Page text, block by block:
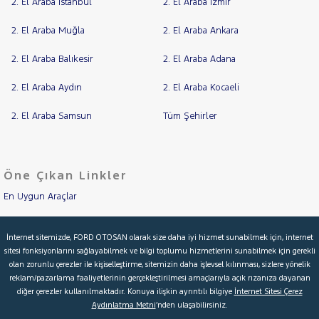
SKODA
SSANGYONG
TOYOTA
TRAKTÖR
VOLKSWAGEN
VOLVO
2. El Araba İstanbul 2. El Araba İzmir
2. El Araba Muğla 2. El Araba Ankara
2. El Araba Balıkesir 2. El Araba Adana
2. El Araba Aydın 2. El Araba Kocaeli
2. El Araba Samsun Tüm Şehirler
Öne Çıkan Linkler
En Uygun Araçlar
İkinci El Garanti
Kampanyalar
Kredi Hesaplama & Başvuru
İnternet sitemizde, FORD OTOSAN olarak size daha iyi hizmet sunabilmek için, internet
sitesi fonksiyonlarını sağlayabilmek ve bilgi toplumu hizmetlerini sunabilmek için gerekli
olan zorunlu çerezler ile kişiselleştirme, sitemizin daha işlevsel kılınması, sizlere yönelik
reklam/pazarlama faaliyetlerinin gerçekleştirilmesi amaçlarıyla açık rızanıza dayanan
diğer çerezler kullanılmaktadır. Konuya ilişkin ayrıntılı bilgiye İnternet Sitesi Çerez
Aydınlatma Metni’nden ulaşabilirsiniz.